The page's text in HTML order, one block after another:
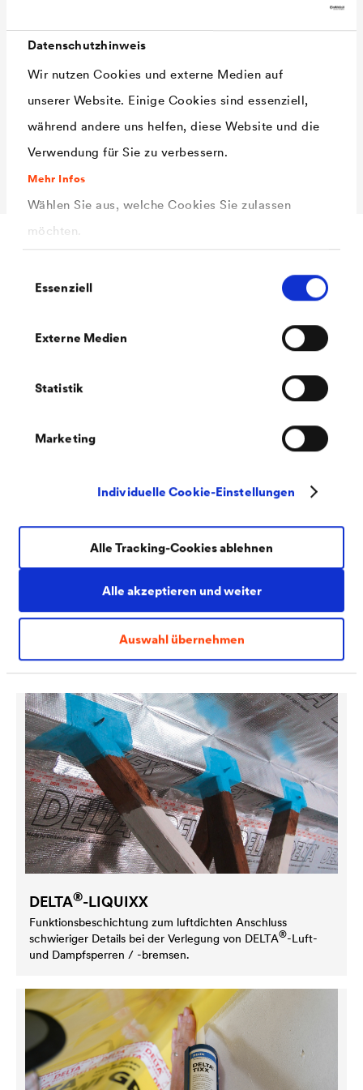
Datenschutzhinweis
Wir nutzen Cookies und externe Medien auf
unserer Website. Einige Cookies sind essenziell,
während andere uns helfen, diese Website und die
Verwendung für Sie zu verbessern.
Mehr Infos
Wählen Sie aus, welche Cookies Sie zulassen
möchten.
Essenziell
Externe Medien
Statistik
Marketing
Individuelle Cookie-Einstellungen
Alle akzeptieren und weiter
Auswahl übernehmen
Alle Tracking-Cookies ablehnen
Umgebung
Umgebung
Gewicht
ca. 90 g/m²
ca. 6,8 kg
Zubehör
®
Universelles, hochalterungsbeständiges Klebeband mit
höchster Klebekraft für den Innen- und Außenbereich bei
DELTA®-LIQUIXX
Funktionsbeschichtung zum luftdichten Anschluss
schwieriger Details bei der Verlegung von DELTA®-Luft-
und Dampfsperren / -bremsen.